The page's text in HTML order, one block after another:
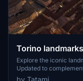
Torino
Explore the iconic
Updated to
package includes
by Tatami